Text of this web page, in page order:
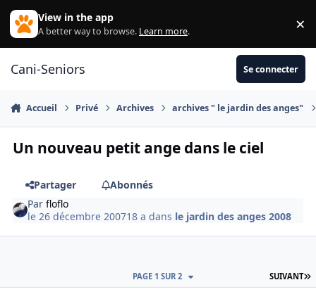
Aller au contenu
View in the app
A better way to browse. Learn more. ×
Cani-Seniors Se connecter
Accueil Privé Archives archives " le jardin des anges"
Un nouveau petit ange dans le ciel
Partager
Abonnés
Parfloflo
le 26 décembre 200718 a dans le jardin des anges 2008
SUIVANT
PAGE 1 SUR 2